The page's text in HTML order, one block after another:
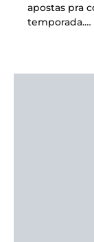
apostas pra
temporada.…